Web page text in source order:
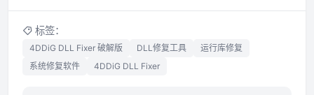
标签：
4DDiG DLL Fixer 破解版 DLL修复工具
运行库修复
系统修复软件
4DDiG DLL Fixer